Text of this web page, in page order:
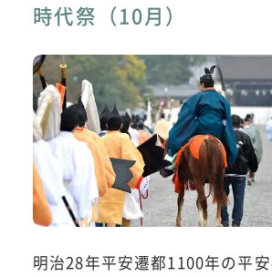
時代祭（10月）
明治28年平安遷都1100年の平